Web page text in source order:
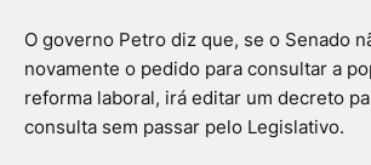
O governo Petro diz que, se o Senado
novamente o pedido para consultar a
reforma laboral, irá editar um decreto
consulta sem passar pelo Legislativo.